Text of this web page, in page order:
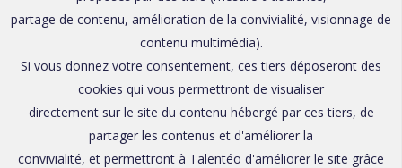
partage de contenu, amélioration de la convivialité, visionnage de
contenu multimédia).
Si vous donnez votre consentement, ces tiers déposeront des
cookies qui vous permettront de visualiser
directement sur le site du contenu hébergé par ces tiers, de
partager les contenus et d'améliorer la
convivialité, et permettront à Talentéo d'améliorer le site grâce